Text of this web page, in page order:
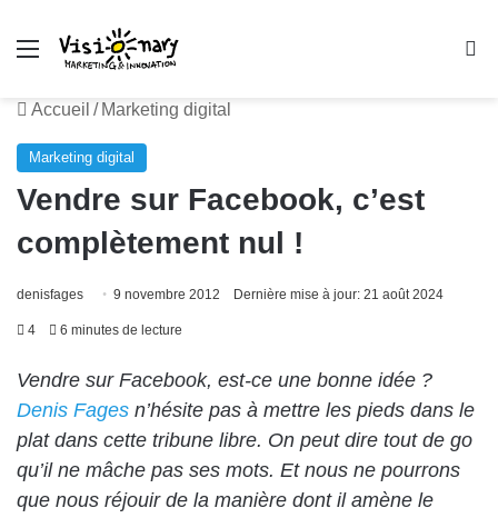
Menu
Accueil / Marketing digital
Marketing digital
Vendre sur Facebook, c’est
complètement nul !
denisfages 9 novembre 2012 Dernière mise à jour: 21 août 2024
4 6 minutes de lecture
Vendre sur Facebook, est-ce une bonne idée ?
Denis Fages n’hésite pas à mettre les pieds dans le
plat dans cette tribune libre. On peut dire tout de go
qu’il ne mâche pas ses mots. Et nous ne pourrons
que nous réjouir de la manière dont il amène le